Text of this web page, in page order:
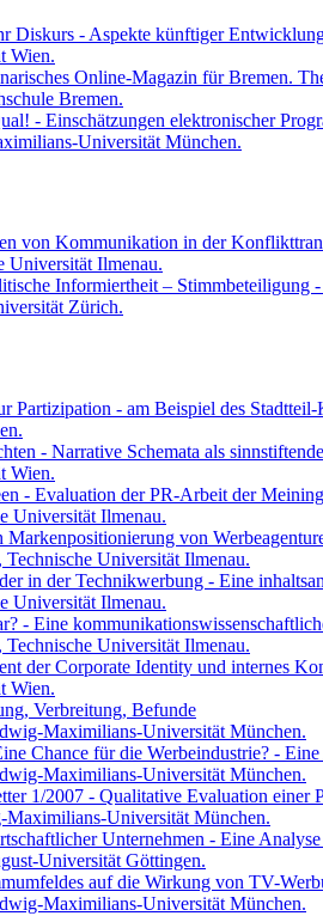
Diskurs - Aspekte künftiger
Wien.
Online-Magazin für Bremen.
Bremen.
- Einschätzungen elektronischer
Universität München.
von Kommunikation in der
Universität Ilmenau.
Informiertheit – Stimmbeteiligung
Zürich.
Partizipation - am Beispiel des
- Narrative Schemata als
Wien.
- Evaluation der PR-Arbeit der
Universität Ilmenau.
Markenpositionierung von
Universität Ilmenau.
in der Technikwerbung - Eine
Universität Ilmenau.
- Eine
Universität Ilmenau.
der Corporate Identity und internes
Wien.
Verbreitung, Befunde
Maximilians-Universität München.
Chance für die Werbeindustrie? -
Maximilians-Universität München.
1/2007 - Qualitative Evaluation einer
Universität München.
Unternehmen - Eine
Universität Göttingen.
auf die Wirkung von TV-
Maximilians-Universität München.